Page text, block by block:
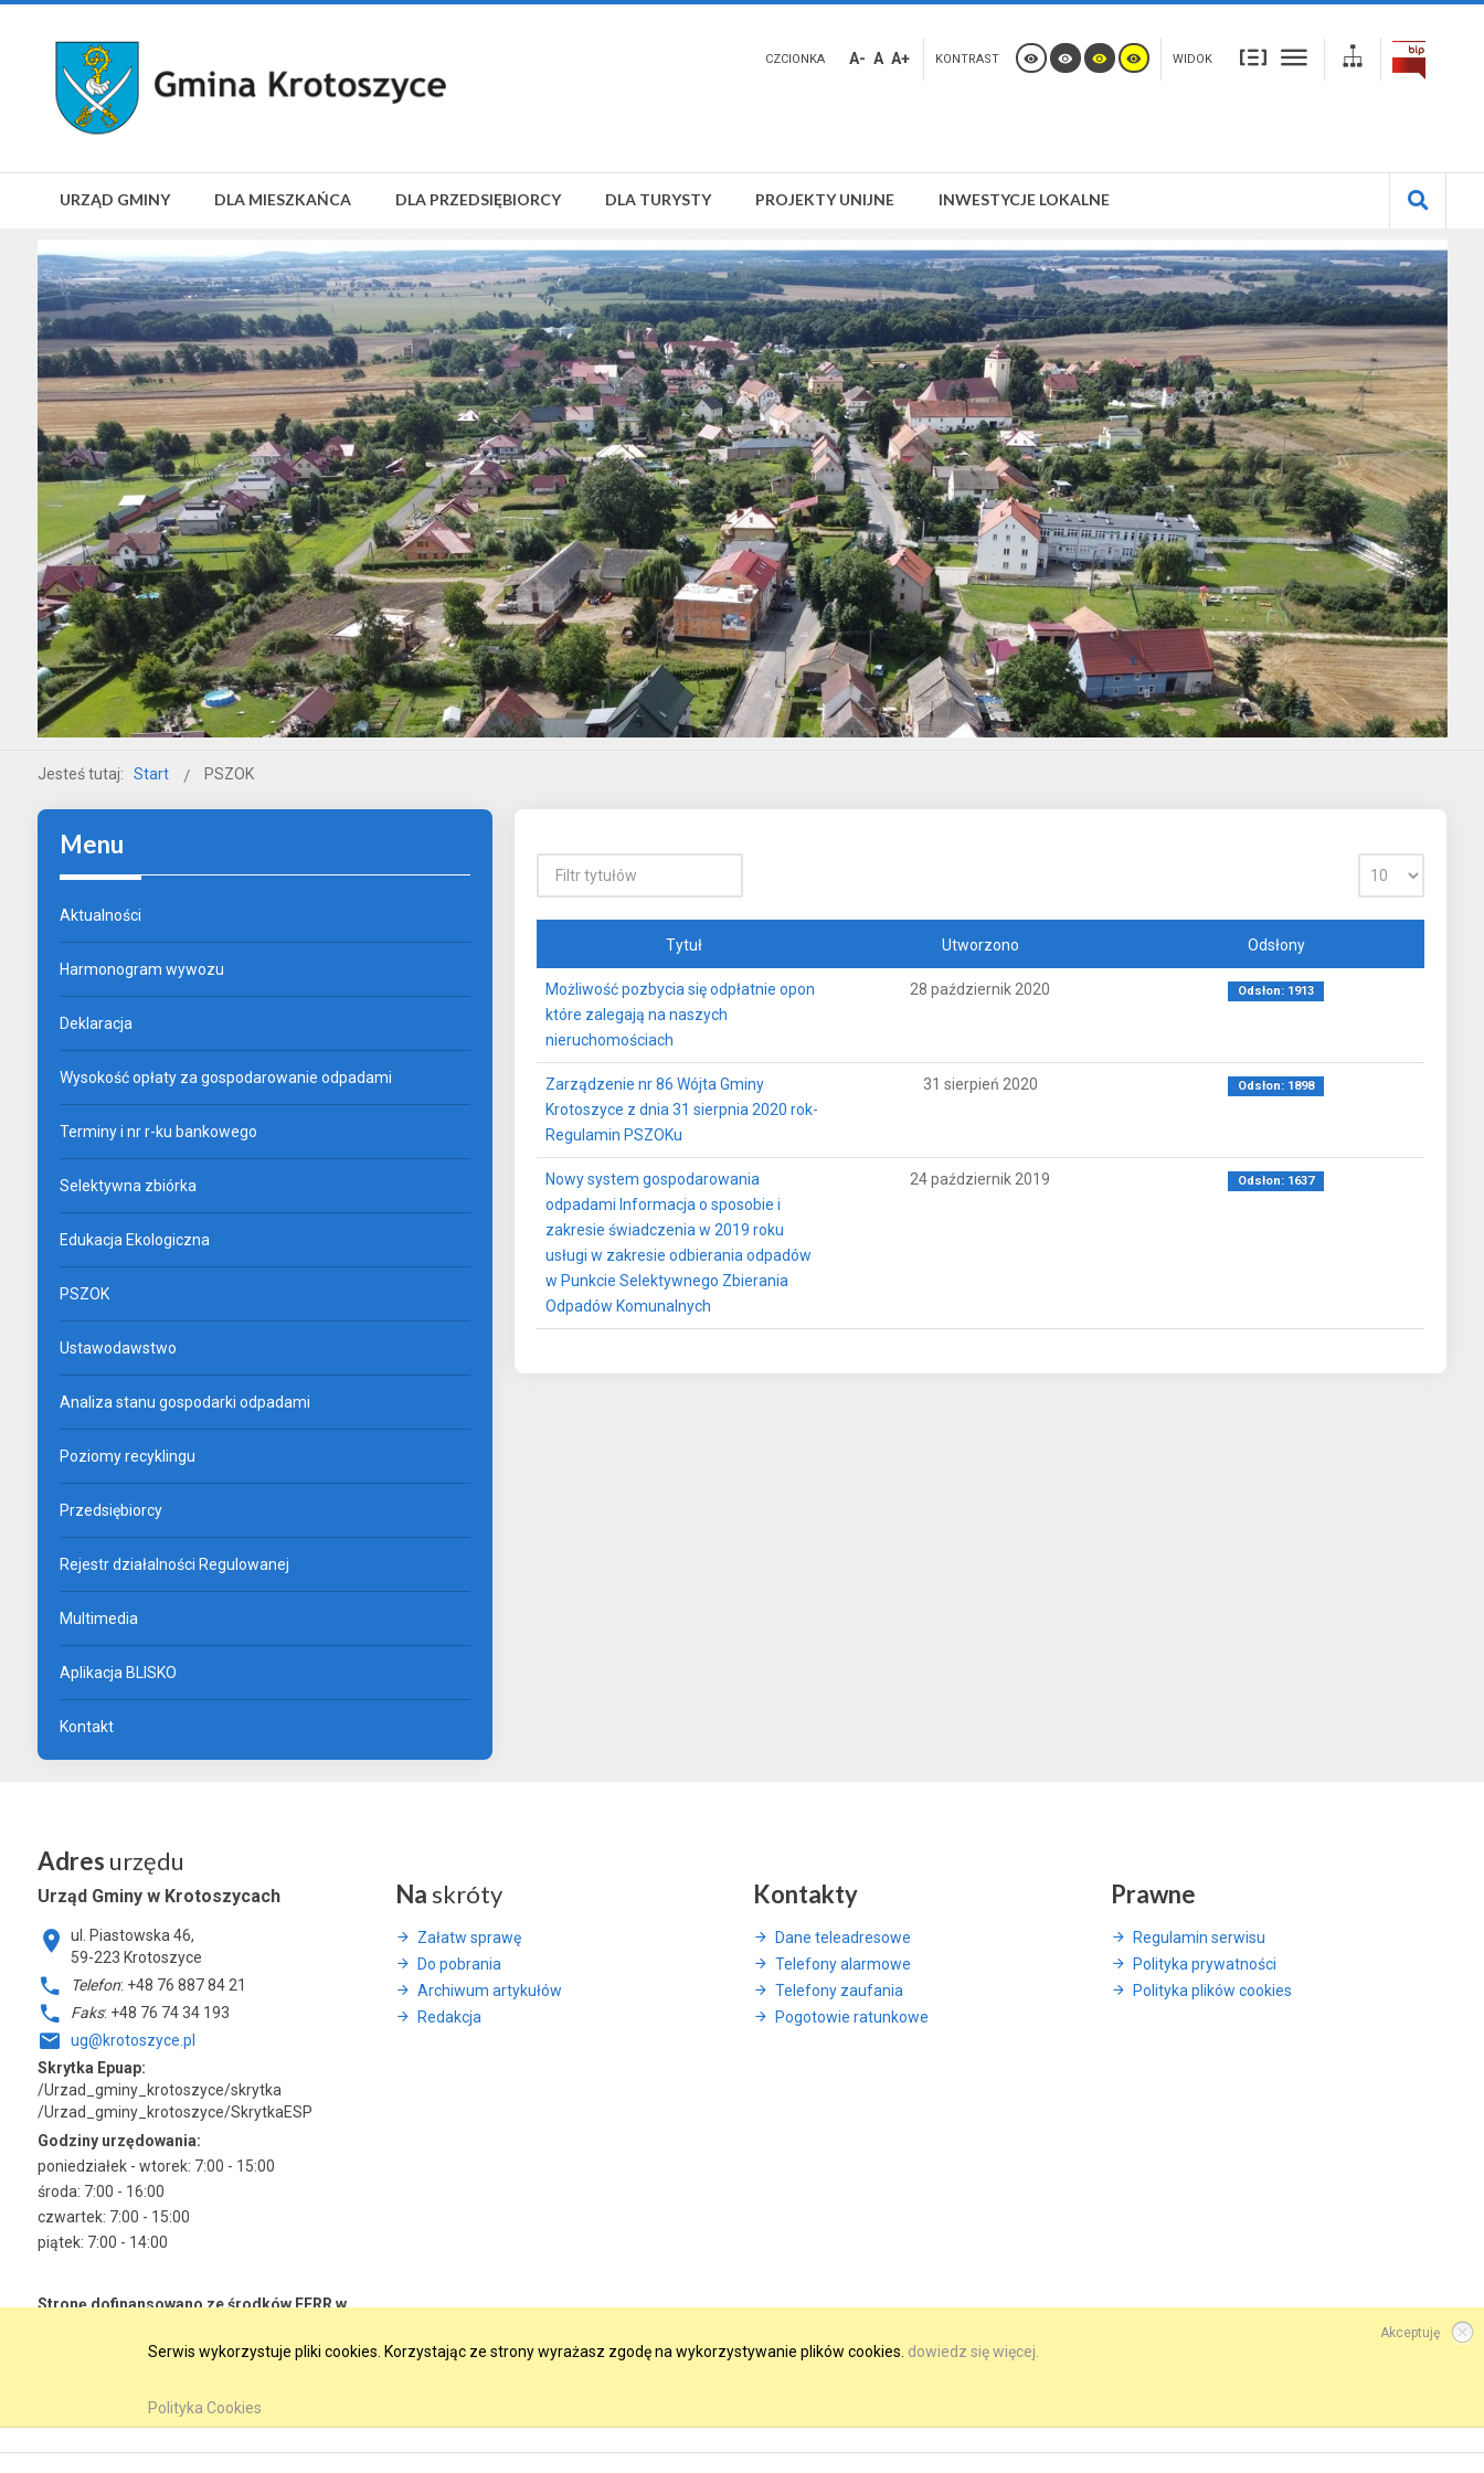
CZCIONKA A- A A+ KONTRAST WIDOK
URZĄD GMINY DLA MIESZKAŃCA DLA PRZEDSIĘBIORCY DLA TURYSTY PROJEKTY UNIJNE INWESTYCJE LOKALNE
Jesteś tutaj: Start PSZOK
Tytuł Utworzono Odsłony
Możliwość pozbycia się odpłatnie opon
które zalegają na naszych
nieruchomościach
28 październik 2020 Odsłon: 1913
Zarządzenie nr 86 Wójta Gminy
Krotoszyce z dnia 31 sierpnia 2020 rok-
Regulamin PSZOKu
31 sierpień 2020 Odsłon: 1898
Nowy system gospodarowania
odpadami Informacja o sposobie i
zakresie świadczenia w 2019 roku
usługi w zakresie odbierania odpadów
w Punkcie Selektywnego Zbierania
Odpadów Komunalnych
24 październik 2019 Odsłon: 1637
Menu
Aktualności
Harmonogram wywozu
Deklaracja
Wysokość opłaty za gospodarowanie odpadami
Terminy i nr r-ku bankowego
Selektywna zbiórka
Edukacja Ekologiczna
PSZOK
Ustawodawstwo
Analiza stanu gospodarki odpadami
Poziomy recyklingu
Przedsiębiorcy
Rejestr działalności Regulowanej
Multimedia
Aplikacja BLISKO
Kontakt
Adres urzędu
Urząd Gminy w Krotoszycach
ul. Piastowska 46,
59-223 Krotoszyce
Telefon: +48 76 887 84 21
Faks: +48 76 74 34 193
ug@krotoszyce.pl
Skrytka Epuap:
/Urzad_gminy_krotoszyce/skrytka
/Urzad_gminy_krotoszyce/SkrytkaESP
Godziny urzędowania:
poniedziałek - wtorek: 7:00 - 15:00
środa: 7:00 - 16:00
czwartek: 7:00 - 15:00
piątek: 7:00 - 14:00
Stronę dofinansowano ze środków EFRR w
Na skróty
Załatw sprawę
Do pobrania
Archiwum artykułów
Redakcja
Kontakty
Dane teleadresowe
Telefony alarmowe
Telefony zaufania
Pogotowie ratunkowe
Prawne
Regulamin serwisu
Polityka prywatności
Polityka plików cookies
Akceptuję
Serwis wykorzystuje pliki cookies. Korzystając ze strony wyrażasz zgodę na wykorzystywanie plików cookies. dowiedz się więcej.
Polityka Cookies